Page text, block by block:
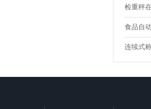
检重秤
食品自
连续式